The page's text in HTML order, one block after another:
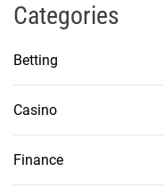
Categories
Betting
Casino
Finance